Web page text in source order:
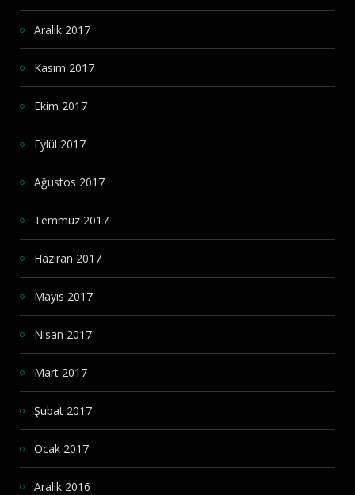
Aralık 2017
Kasım 2017
Ekim 2017
Eylül 2017
Ağustos 2017
Temmuz 2017
Haziran 2017
Mayıs 2017
Nisan 2017
Mart 2017
Şubat 2017
Ocak 2017
Aralık 2016